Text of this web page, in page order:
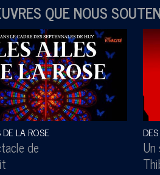
QUE NOUS
LA ROSE
de